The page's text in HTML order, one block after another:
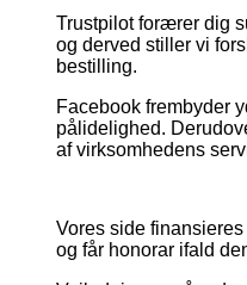
Trustpilot forærer dig
og derved stiller vi
bestilling.
Facebook frembyder
pålidelighed.
af virksomhedens
Vores side
og får honorar ifald